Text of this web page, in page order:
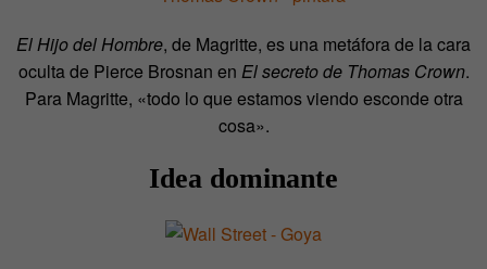
El Hijo del Hombre, de Magritte, es una metáfora de la cara
oculta de Pierce Brosnan en El secreto de Thomas Crown.
Para Magritte, «todo lo que estamos viendo esconde otra
cosa».
Idea dominante